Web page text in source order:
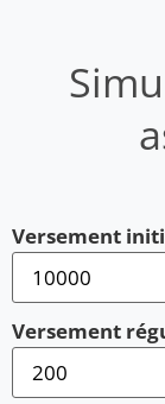
Versement
Versement